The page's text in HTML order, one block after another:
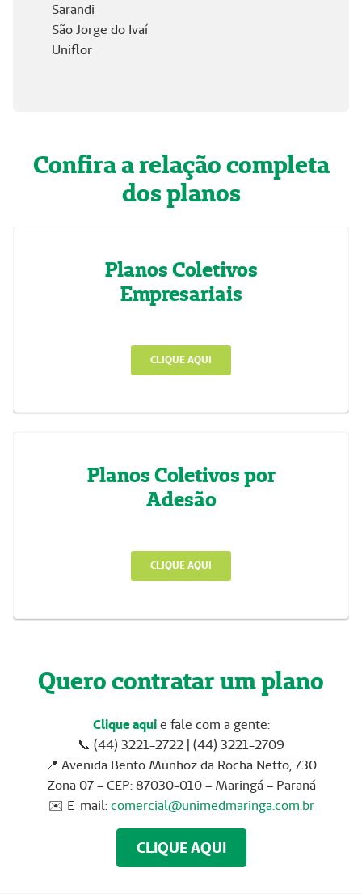
Sarandi
São Jorge do Ivaí
Uniflor
Confira a relação completa
dos planos
Planos Coletivos
Empresariais
CLIQUE AQUI
Planos Coletivos por
Adesão
CLIQUE AQUI
Quero contratar um plano
Clique aquie fale com a gente:
📞 (44) 3221-2722 | (44) 3221-2709
📍 Avenida Bento Munhoz da Rocha Netto, 730
Zona 07 – CEP: 87030-010 – Maringá – Paraná
✉️ E-mail:comercial@unimedmaringa.com.br
CLIQUE AQUI